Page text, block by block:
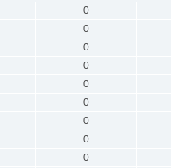
0
0
0
0
0
0
0
0
0